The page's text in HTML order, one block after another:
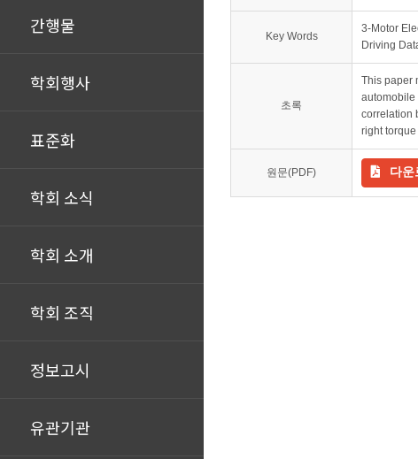
간행물
학회행사
표준화
학회 소식
학회 소개
학회 조직
정보고시
유관기관
Key Words
3-Motor
Driving
초록
This paper
automobile
correlation
right
원문(PDF) 다운